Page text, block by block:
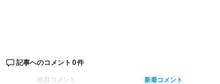
記事へのコメント 0件
注目コメント 新着コメント